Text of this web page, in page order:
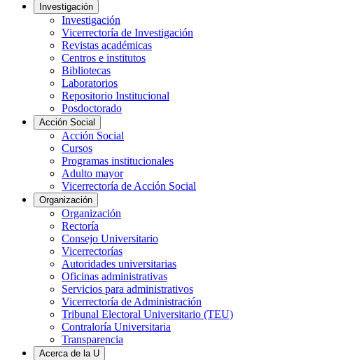
Investigación
Investigación
Vicerrectoría de Investigación
Revistas académicas
Centros e institutos
Bibliotecas
Laboratorios
Repositorio Institucional
Posdoctorado
Acción Social
Acción Social
Cursos
Programas institucionales
Adulto mayor
Vicerrectoría de Acción Social
Organización
Organización
Rectoría
Consejo Universitario
Vicerrectorías
Autoridades universitarias
Oficinas administrativas
Servicios para administrativos
Vicerrectoría de Administración
Tribunal Electoral Universitario (TEU)
Contraloría Universitaria
Transparencia
Acerca de la U